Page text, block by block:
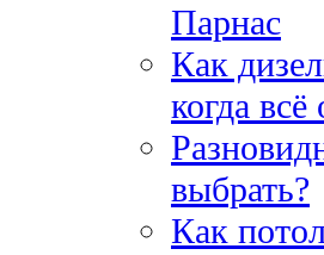
Парнас
Как
когда
выбрать?
Как